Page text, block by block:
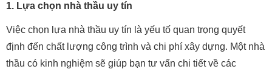
1. Lựa chọn nhà thầu uy tín
Việc chọn lựa nhà thầu uy tín là yếu tố quan trọng quyết
định đến chất lượng công trình và chi phí xây dựng. Một nhà
thầu có kinh nghiệm sẽ giúp bạn tư vấn chi tiết về các